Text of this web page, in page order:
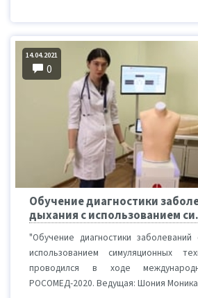
14.04.2021
0
Обучение диагностики
дыхания с использованием
"Обучение диагностики
использованием симуляционных
проводился в ходе
РОСОМЕД-2020. Ведущая: Шония